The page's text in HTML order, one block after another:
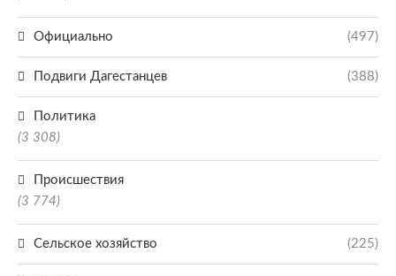
Официально (497)
Подвиги Дагестанцев (388)
Политика
(3 308)
Происшествия
(3 774)
Сельское хозяйство (225)